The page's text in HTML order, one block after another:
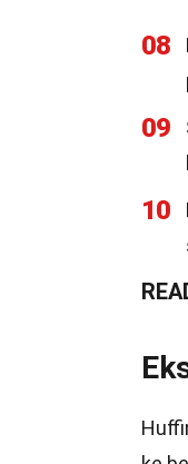
08
09
10